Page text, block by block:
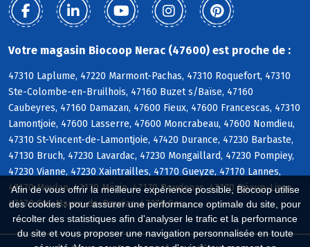
Afin de vous offrir la meilleure expérience possible, Biocoop utilise
des cookies : pour assurer une performance optimale du site, pour
récolter des statistiques afin d'analyser le trafic et la performance
du site et vous proposer une navigation personnalisée en toute
Votre magasin Biocoop Nerac (47600) est proche de :
47310 Laplume, 47220 Marmont-Pachas, 47310 Roquefort, 47310
Ste-Colombe-en-Bruilhois, 47160 Buzet s/Baïse, 47160
Caubeyres, 47160 Damazan, 47600 Fieux, 47600 Francescas, 47310
Lamontjoie, 47600 Lasserre, 47600 Moncrabeau, 47600 Nomdieu,
47310 St-Vincent-de-Lamontjoie, 47420 Durance, 47230 Barbaste,
47130 Bruch, 47230 Lavardac, 47230 Mongaillard, 47230 Pompiey,
47230 Vianne, 47230 Xaintrailles, 47170 Gueyze, 47170 Lannes,
47170 Meylan, 47170 Mézin, 47170 Poudenas, 47170 Réaup-Lisse,
47170 Ste-Maure-de-Peyriac, 47170 Sos